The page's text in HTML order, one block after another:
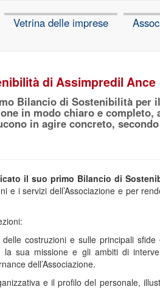
Vetrina delle imprese
di Assimpredil Ance
Bilancio di Sostenibilità per
in modo chiaro e completo,
in agire concreto,
il suo primo Bilancio di
e i servizi dell’Associazione e per
costruzioni e sulle principali
sua missione e gli ambiti di
dell’Associazione.
e il profilo del personale,